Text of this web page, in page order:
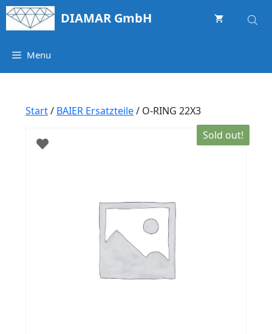
Springe
zum
DIAMAR GmbH
Menu
Start/ BAIER Ersatzteile/ O-RING 22X3
Sold out!